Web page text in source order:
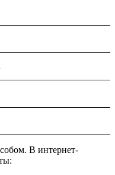
В интернет-